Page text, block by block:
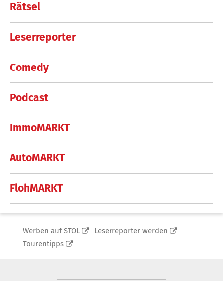
Rätsel
Leserreporter
Comedy
Podcast
ImmoMARKT
AutoMARKT
FlohMARKT
Werben auf STOL
Leserreporter werden
Tourentipps